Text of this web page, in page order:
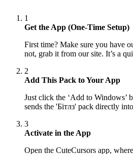
1
Get the App (One-Time Setup)
First time? Make sure you have
not, grab it from our site. It’s a
2
Add This Pack to Your App
Just click the ‘Add to Windows’
sends the 'Бітлз' pack directly
3
Activate in the App
Open the CuteCursors app,